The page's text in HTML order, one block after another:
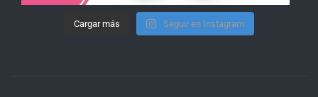
Cargar más Seguir en Instagram